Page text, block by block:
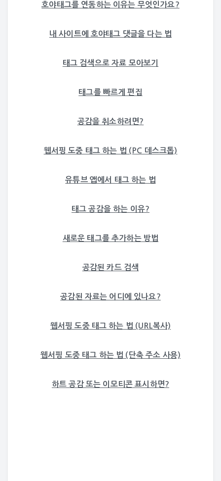
호야태그를 연동하는 이유는 무엇인가요?
내 사이트에 호야태그 댓글을 다는 법
태그 검색으로 자료 모아보기
태그를 빠르게 편집
공감을 취소하려면?
웹서핑 도중 태그 하는 법 (PC 데스크톱)
유튜브 앱에서 태그 하는 법
태그 공감을 하는 이유?
새로운 태그를 추가하는 방법
공감된 카드 검색
공감된 자료는 어디에 있나요?
웹서핑 도중 태그 하는 법 (URL복사)
웹서핑 도중 태그 하는 법 (단축 주소 사용)
하트 공감 또는 이모티콘 표시하면?